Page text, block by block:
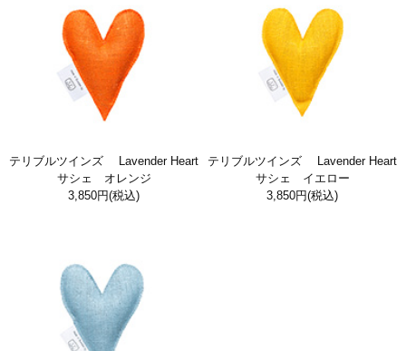
テリブルツインズ Lavender Heart
サシェ オレンジ
3,850円(税込)
テリブルツインズ Lavender Heart
サシェ イエロー
3,850円(税込)